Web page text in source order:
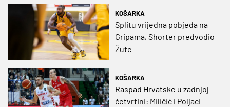
KOŠARKA
Splitu vrijedna pobjeda na
Gripama, Shorter predvodio
Žute
KOŠARKA
Raspad Hrvatske u zadnjoj
četvrtini: Miličić i Poljaci